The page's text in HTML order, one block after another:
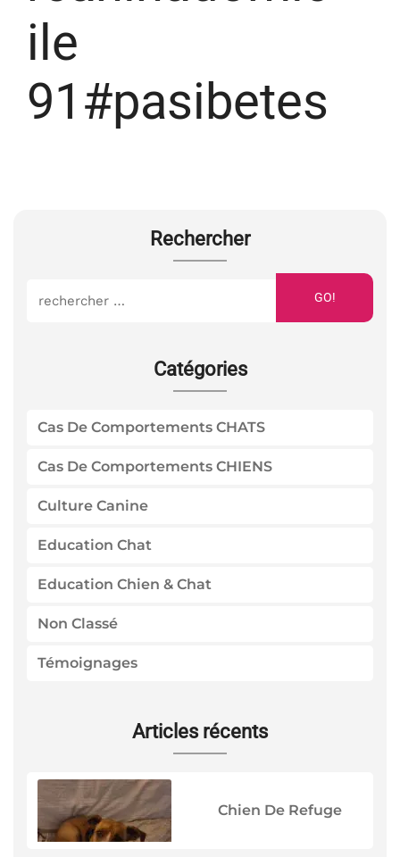
ile
91#pasibetes
Rechercher
GO!
Catégories
Cas De Comportements CHATS
Cas De Comportements CHIENS
Culture Canine
Education Chat
Education Chien & Chat
Non Classé
Témoignages
Articles récents
Chien De Refuge